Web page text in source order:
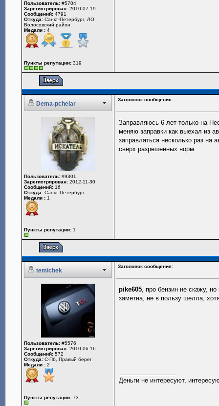
Пользователь: #5704
Зарегистрирован: 2010-07-19
Сообщений: 4791
Откуда: Санкт-Петербург, ЛО
Волосовский район.
Медали : 4
Пункты репутации: 319
Dema-pchelar
Заголовок сообщения:
Пользователь: #9301
Зарегистрирован: 2012-11-30
Сообщений: 16
Откуда: Cанкт-Петербург
Медали : 1
Пункты репутации: 1
Заправляюсь 6 лет только на
меняю заправки как выехал из
заправляться несколько раз на
сверх разрешенных норм.
temichek
Заголовок сообщения:
Пользователь: #5576
Зарегистрирован: 2010-06-16
Сообщений: 572
Откуда: С-Пб, Правый берег
Медали : 2
Пункты репутации: 73
pike605, про бензин не скажу,
заметна, не в пользу шелла,
Деньги не интересуют,